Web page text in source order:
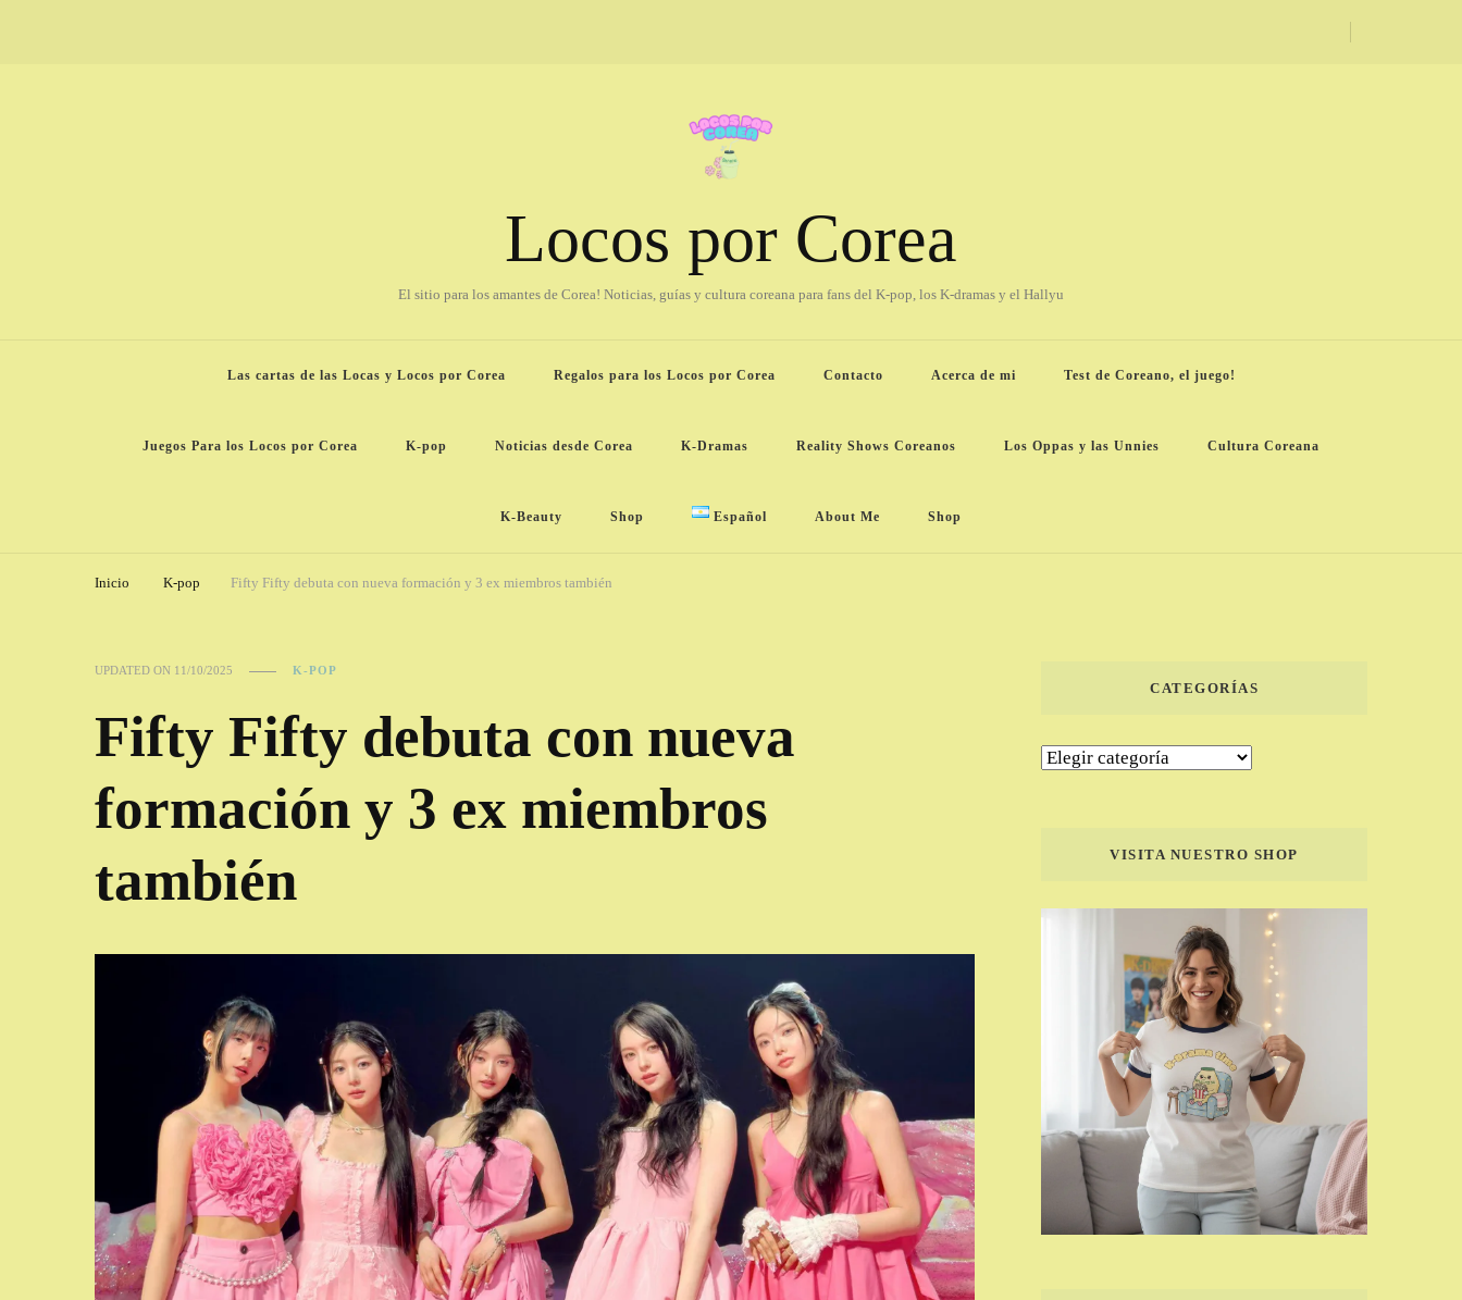
Locos por Corea
El sitio para los amantes de Corea! Noticias, guías y cultura coreana para fans del K-pop, los K-dramas y el Hallyu
Las cartas de las Locas y Locos por Corea Regalos para los Locos por Corea Contacto Acerca de mi Test de Coreano, el juego!
Juegos Para los Locos por Corea K-pop Noticias desde Corea K-Dramas Reality Shows Coreanos Los Oppas y las Unnies Cultura Coreana
K-Beauty Shop Español About Me Shop
Inicio K-pop Fifty Fifty debuta con nueva formación y 3 ex miembros también
UPDATED ON 11/10/2025 K-POP
Fifty Fifty debuta con nueva
formación y 3 ex miembros
también
CATEGORÍAS
Categorías
VISITA NUESTRO SHOP